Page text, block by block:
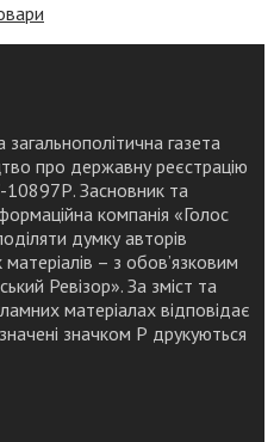
газета
про державну реєстрацію
Засновник та
компанія «Голос
думку авторів
– з обов’язковим
Ревізор». За зміст та
матеріалах відповідає
значком Р друкуються